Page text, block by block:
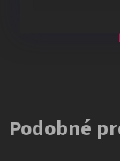
Podobné